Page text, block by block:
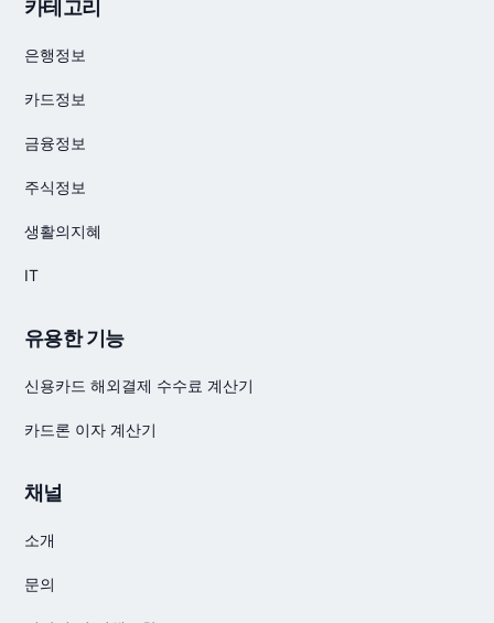
카테고리
은행정보
카드정보
금융정보
주식정보
생활의지혜
IT
유용한 기능
신용카드 해외결제 수수료 계산기
카드론 이자 계산기
채널
소개
문의